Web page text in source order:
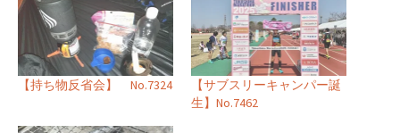
【持ち物反省会】 No.7324
【サブスリーキャンパー誕
生】No.7462